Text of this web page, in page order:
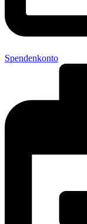
Spendenkonto